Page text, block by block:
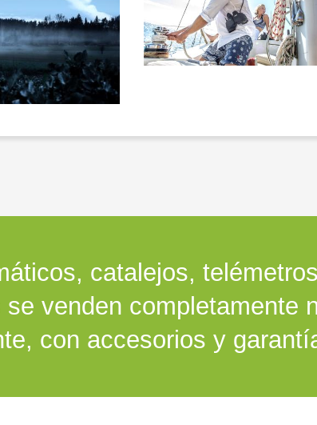
catalejos,
venden completamente
con accesorios y